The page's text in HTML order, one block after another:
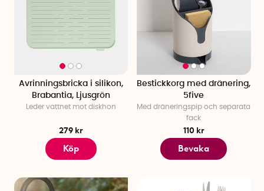
Avrinningsbricka i silikon,
Brabantia, Ljusgrön
Leder vattnet mot diskhon
279 kr
Köp
Bestickkorg med dränering,
5five
Med dräneringspip och separata
fack
110 kr
Bevaka